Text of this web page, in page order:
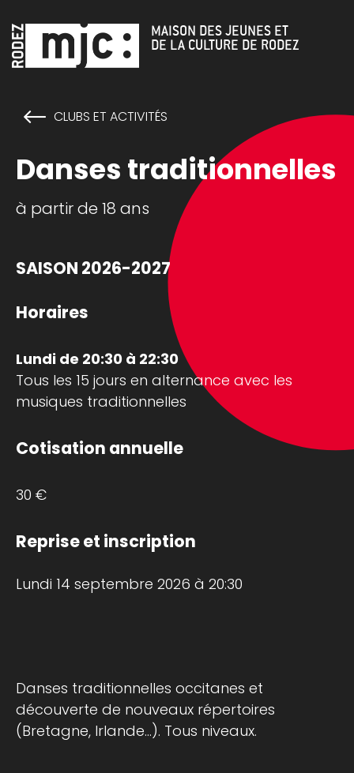
MAISON DES JEUNES ET
DE LA CULTURE DE RODEZ
CLUBS ET ACTIVITÉS
Danses traditionnelles
à partir de 18 ans
SAISON 2026-2027
Horaires
Lundi de 20:30 à 22:30
Tous les 15 jours en alternance avec les
musiques traditionnelles
Cotisation annuelle
30 €
Reprise et inscription
Lundi 14 septembre 2026 à 20:30
Danses traditionnelles occitanes et
découverte de nouveaux répertoires
(Bretagne, Irlande…). Tous niveaux.